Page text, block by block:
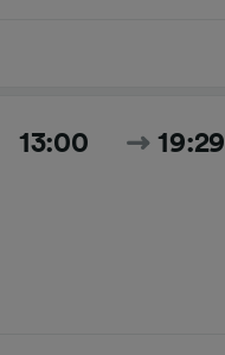
13:00 19:29